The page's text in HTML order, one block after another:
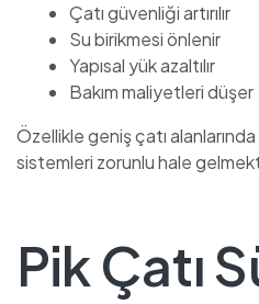
Çatı güvenliği artırılır
Su birikmesi önlenir
Yapısal yük azaltılır
Bakım maliyetleri düşer
Özellikle geniş çatı
sistemleri zorunlu hale
Pik Çatı